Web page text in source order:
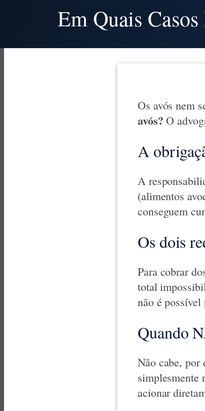
Em Quais
Os avós nem
avós? O
A
A
(alimentos
conseguem
Os dois
Para cobrar
total
não é
Quando
Não cabe, por
simplesmente
acionar